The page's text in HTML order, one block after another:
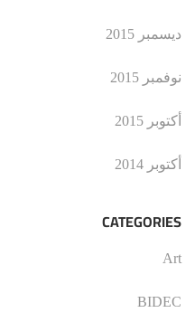
ديسمبر 2015
نوفمبر 2015
أكتوبر 2015
أكتوبر 2014
CATEGORIES
Art
BIDEC